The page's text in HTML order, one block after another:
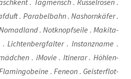
. Tag­mensch . Rüs­sel­ro­sen .
. Para­bel­bahn . Nas­horn­kä­fer .
. Not­knopf­sei­le . Maki­ta­
Lich­ten­berg­fal­ter . Instanz­na­me .
. iMo­vie . Itin­erar . Höh­le­n­
. Fene­on . Geis­ter­flot­